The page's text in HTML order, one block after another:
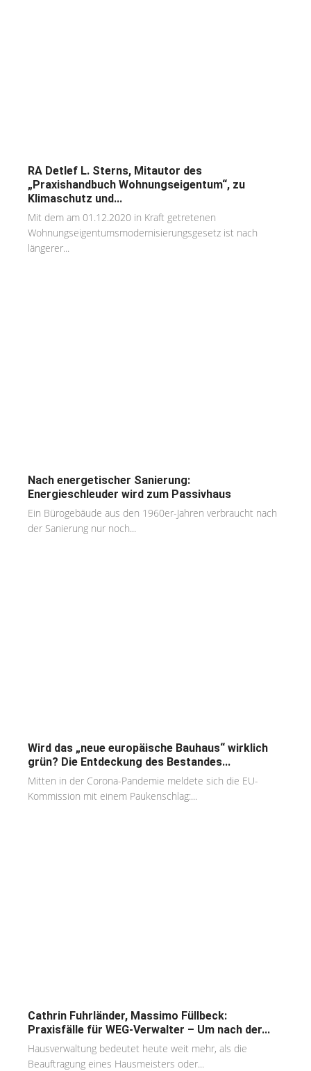
RA Detlef L. Sterns, Mitautor des
„Praxishandbuch Wohnungseigentum“, zu
Klimaschutz und...
Mit dem am 01.12.2020 in Kraft getretenen
Wohnungseigentumsmodernisierungsgesetz ist nach
längerer...
Nach energetischer Sanierung:
Energieschleuder wird zum Passivhaus
Ein Bürogebäude aus den 1960er-Jahren verbraucht nach
der Sanierung nur noch...
Wird das „neue europäische Bauhaus“ wirklich
grün? Die Entdeckung des Bestandes...
Mitten in der Corona-Pandemie meldete sich die EU-
Kommission mit einem Paukenschlag:...
Cathrin Fuhrländer, Massimo Füllbeck:
Praxisfälle für WEG-Verwalter – Um nach der...
Hausverwaltung bedeutet heute weit mehr, als die
Beauftragung eines Hausmeisters oder...